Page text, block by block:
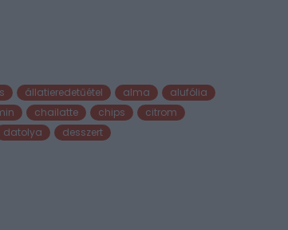
állatieredetűétel alma
alufólia
chailatte chips
citrom
datolya desszert